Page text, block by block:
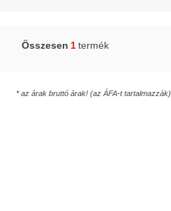
Összesen 1 termék
* az árak bruttó árak! (az ÁFA-t tartalmazzák)